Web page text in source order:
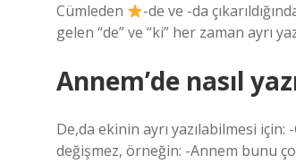
Cümleden -de ve -da
gelen “de” ve “ki” her zaman ayrı
Annem’de nasıl
De,da ekinin ayrı yazılabilmesi için:
değişmez, örneğin: -Annem bunu